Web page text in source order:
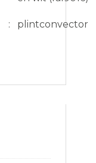
: plintconvector